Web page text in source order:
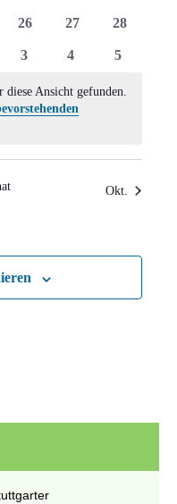
0
26
0
27
0
28
0
3
0
4
0
5
diese Ansicht gefunden.
Okt.